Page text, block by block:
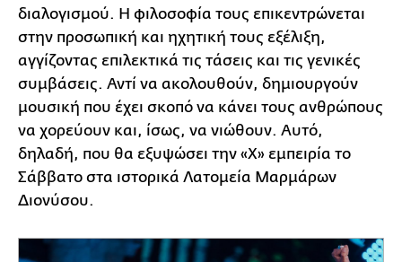
διαλογισμού. Η φιλοσοφία τους επικεντρώνεται
στην προσωπική και ηχητική τους εξέλιξη,
αγγίζοντας επιλεκτικά τις τάσεις και τις γενικές
συμβάσεις. Αντί να ακολουθούν, δημιουργούν
μουσική που έχει σκοπό να κάνει τους ανθρώπους
να χορεύουν και, ίσως, να νιώθουν. Αυτό,
δηλαδή, που θα εξυψώσει την «Χ» εμπειρία το
Σάββατο στα ιστορικά Λατομεία Μαρμάρων
Διονύσου.